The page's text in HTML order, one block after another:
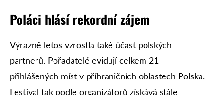
Poláci hlásí rekordní zájem
Výrazně letos vzrostla také účast polských
partnerů. Pořadatelé evidují celkem 21
přihlášených míst v příhraničních oblastech Polska.
Festival tak podle organizátorů získává stále